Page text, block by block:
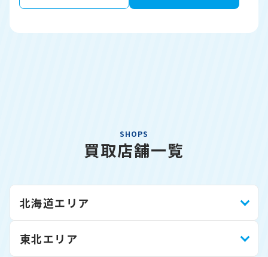
SHOPS
買取店舗一覧
北海道エリア
東北エリア